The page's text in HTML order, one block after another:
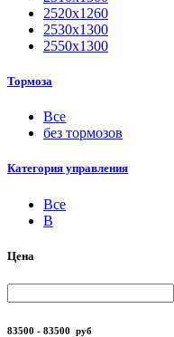
2520х1260
2530х1300
2550х1300
Тормоза
Все
без тормозов
Категория управления
Все
B
Цена
83500 - 83500 руб